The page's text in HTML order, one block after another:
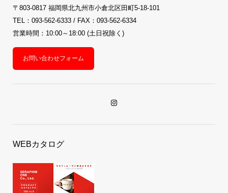
〒803-0817 福岡県北九州市小倉北区田町5-18-101
TEL：093-562-6333 / FAX：093-562-6334
営業時間：10:00～18:00 (土日祝除く)
お問い合わせフォーム
WEBカタログ